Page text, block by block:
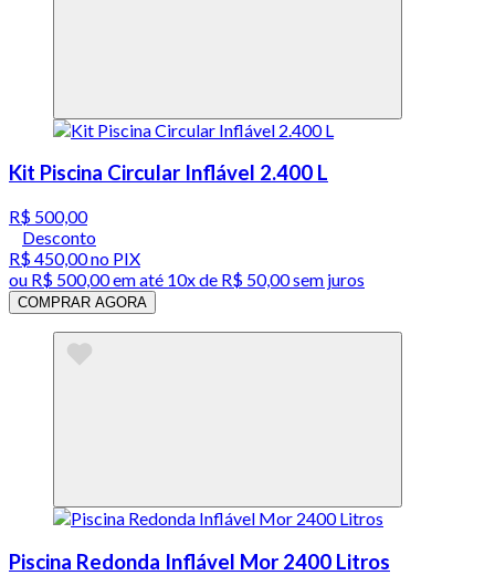
Kit Piscina Circular Inflável 2.400 L
R$ 500,00
Desconto
R$ 450,00no PIX
ou R$ 500,00em até 10x de R$ 50,00 sem juros
COMPRAR AGORA
Piscina Redonda Inflável Mor 2400 Litros